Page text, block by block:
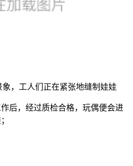
，工人们正在紧张地缝制娃娃
后，经过质检合格，玩偶便会进